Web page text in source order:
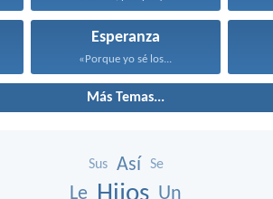
Esperanza
«Porque yo sé los...
Más Temas...
Sus Así Se
Le Un